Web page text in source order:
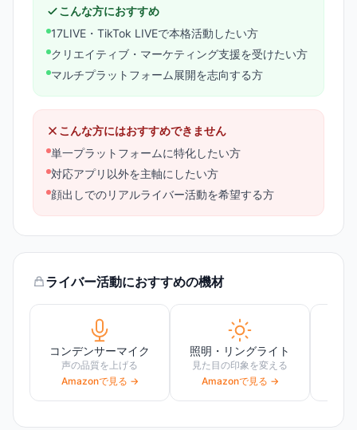
こんな方におすすめ
17LIVE・TikTok LIVEで本格活動したい方
クリエイティブ・マーケティング支援を受けたい方
マルチプラットフォーム展開を志向する方
こんな方にはおすすめできません
単一プラットフォームに特化したい方
対応アプリ以外を主軸にしたい方
顔出しでのリアルライバー活動を希望する方
ライバー活動におすすめの機材
コンデンサーマイク
声の品質を上げる
Amazonで見る →
照明・リングライト
見た目の印象を変える
Amazonで見る →